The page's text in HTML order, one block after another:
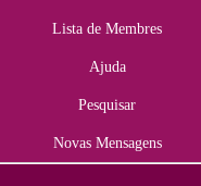
Lista de Membres
Ajuda
Pesquisar
Novas Mensagens